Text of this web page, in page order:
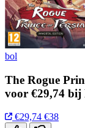
bol
The Rogue
voor €29,74 bij
€29,74 €38